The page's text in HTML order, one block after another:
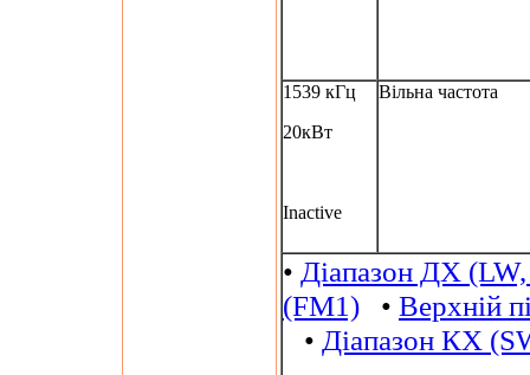
1539 кГц
20кВт
Inactive
Вільна частота
• Діапазон ДХ
(FM1) • Верхній
• Діапазон КХ